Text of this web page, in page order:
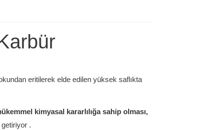
eritilerek elde edilen yüksek saflıkta
kimyasal kararlılığa sahip olması,
.